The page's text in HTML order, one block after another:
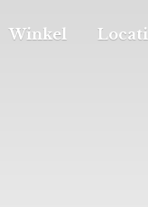
Winkel